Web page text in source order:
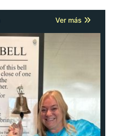
Ver más